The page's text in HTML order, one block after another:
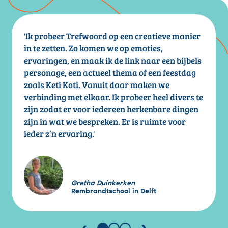
'Ik probeer Trefwoord op een creatieve manier
in te zetten. Zo komen we op emoties,
ervaringen, en maak ik de link naar een bijbels
personage, een actueel thema of een feestdag
zoals Keti Koti. Vanuit daar maken we
verbinding met elkaar. Ik probeer heel divers te
zijn zodat er voor iedereen herkenbare dingen
zijn in wat we bespreken. Er is ruimte voor
ieder z’n ervaring.'
Gretha Duinkerken
Rembrandtschool in Delft